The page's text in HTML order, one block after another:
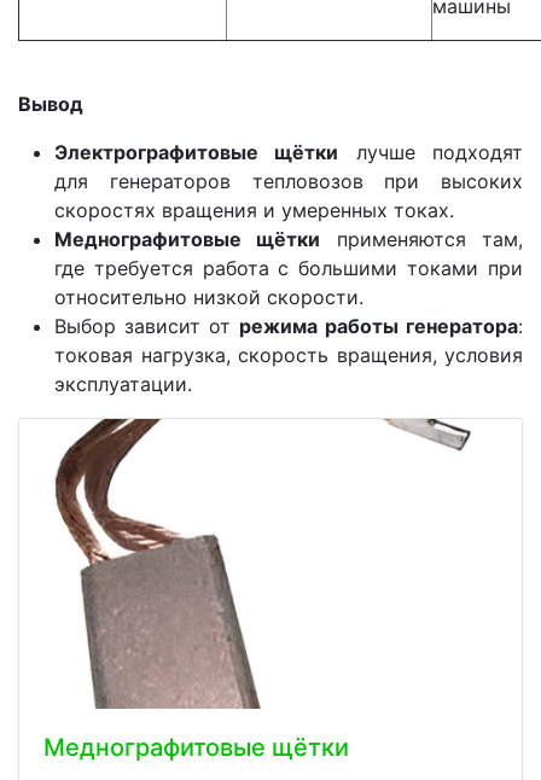
машины
Вывод
Электрографитовые щётки лучше подходят
для генераторов тепловозов при высоких
скоростях вращения и умеренных токах.
Меднографитовые щётки применяются там,
где требуется работа с большими токами при
относительно низкой скорости.
Выбор зависит от режима работы генератора:
токовая нагрузка, скорость вращения, условия
эксплуатации.
Меднографитовые щётки